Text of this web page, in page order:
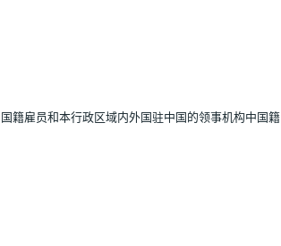
籍雇员和本行政区域内外国驻中国的领事机构中国籍